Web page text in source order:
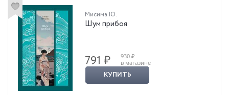
Мисима Ю.
Шум прибоя
791 ₽
930 ₽
в магазине
КУПИТЬ